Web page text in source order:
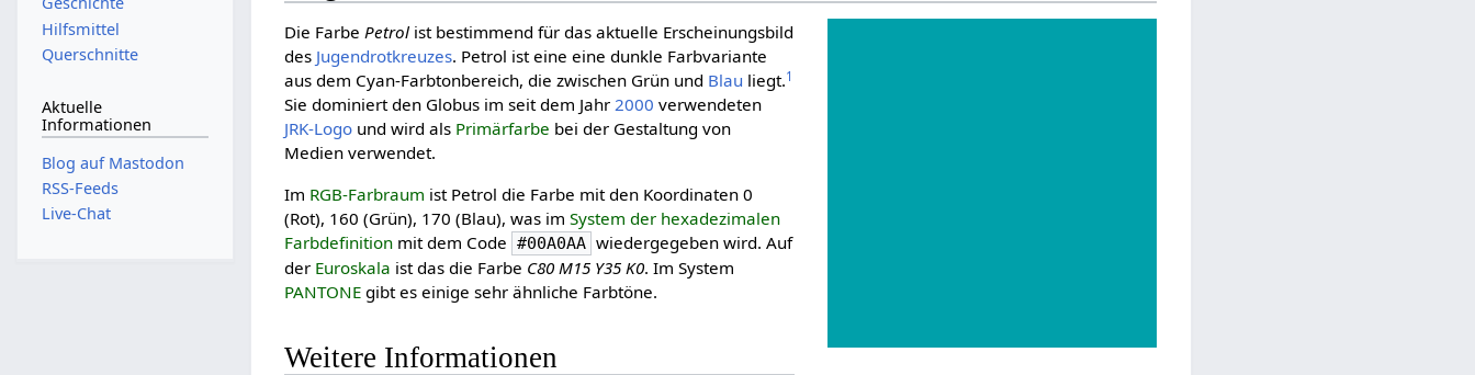
Die FarbePetrol ist bestimmend für das aktuelle Erscheinungsbild
des Jugendrotkreuzes. Petrol ist eine eine dunkle Farbvariante
aus dem Cyan-Farbtonbereich, die zwischen Grün und Blau liegt.1
Sie dominiert den Globus im seit dem Jahr2000 verwendeten
JRK-Logo und wird als Primärfarbe bei der Gestaltung von
Medien verwendet.
Im RGB-Farbraum ist Petrol die Farbe mit den Koordinaten 0
(Rot), 160 (Grün), 170 (Blau), was imSystem der hexadezimalen
Farbdefinition mit dem Code #00A0AA wiedergegeben wird. Auf
der Euroskala ist das die Farbe C80 M15 Y35 K0. Im System
PANTONE gibt es einige sehr ähnliche Farbtöne.
Weitere Informationen
Hilfsmittel
Querschnitte
Aktuelle
Informationen
Blog auf Mastodon
RSS-Feeds
Live-Chat